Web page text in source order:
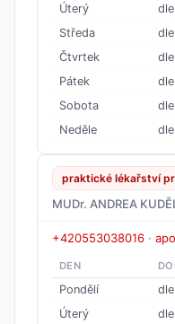
Úterý
Středa
Čtvrtek
Pátek
Sobota
Neděle
praktické lékařství
MUDr. ANDREA
+420553038016 ·
DEN
Pondělí
Úterý